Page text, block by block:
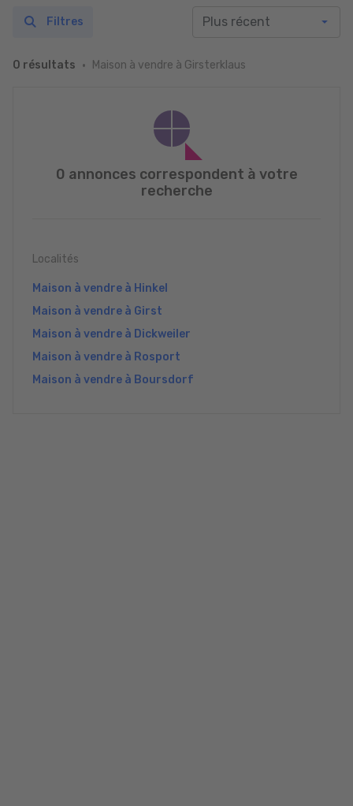
0 résultats Maison à vendre à Girsterklaus
Filtres
0 annonces correspondent à votre
recherche
Localités
Maison à vendre à Hinkel
Maison à vendre à Girst
Maison à vendre à Dickweiler
Maison à vendre à Rosport
Maison à vendre à Boursdorf